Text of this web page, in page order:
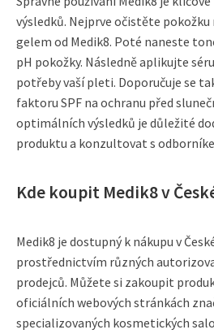
výsledků. Nejprve očistěte
gelem od Medik8. Poté naneste
pH pokožky. Následně aplikujte
potřeby vaší pleti. Doporučuje se
faktoru SPF na ochranu před
optimálních výsledků je důležité
produktu a konzultovat s
Kde koupit Medik8 v
Medik8 je dostupný k nákupu v
prostřednictvím různých
prodejců. Můžete si zakoupit
oficiálních webových stránkách
specializovaných kosmetických